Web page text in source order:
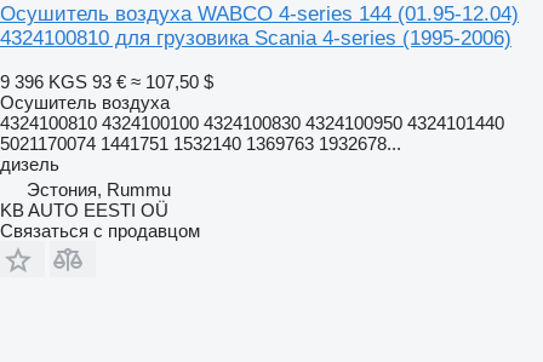
Осушитель воздуха WABCO 4-series 144 (01.95-12.04)
4324100810 для грузовика Scania 4-series (1995-2006)
9 396 KGS 93 € ≈ 107,50 $
Осушитель воздуха
4324100810 4324100100 4324100830 4324100950 4324101440
5021170074 1441751 1532140 1369763 1932678...
дизель
Эстония, Rummu
KB AUTO EESTI OÜ
Связаться с продавцом